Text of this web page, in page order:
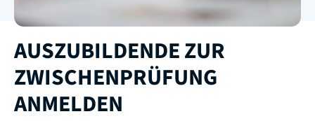
AUSZUBILDENDE ZUR
ZWISCHENPRÜFUNG
ANMELDEN